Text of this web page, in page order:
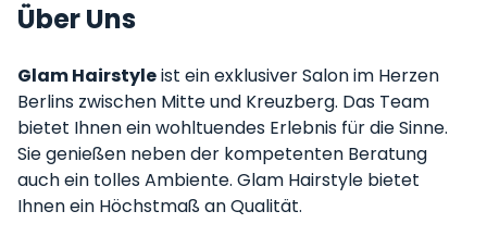
Über Uns
Glam Hairstyleist ein exklusiver Salon im Herzen
Berlins zwischen Mitte und Kreuzberg. Das Team
bietet Ihnen ein wohltuendes Erlebnis für die Sinne.
Sie genießen neben der kompetenten Beratung
auch ein tolles Ambiente. Glam Hairstyle bietet
Ihnen ein Höchstmaß an Qualität.